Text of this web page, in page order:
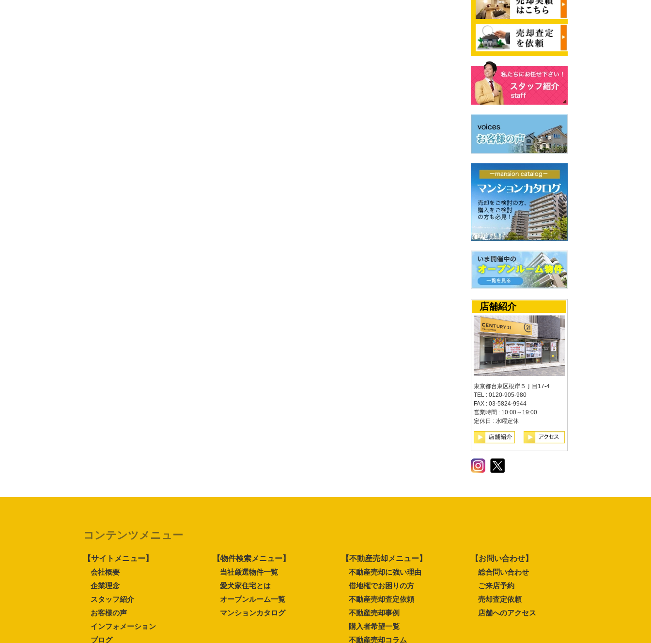
店舗紹介
東京都台東区根岸５丁目17-4
TEL : 0120-905-980
FAX : 03-5824-9944
営業時間 : 10:00～19:00
定休日 : 水曜定休
コンテンツメニュー
【サイトメニュー】
会社概要
企業理念
スタッフ紹介
お客様の声
インフォメーション
ブログ
【物件検索メニュー】
当社厳選物件一覧
愛犬家住宅とは
オープンルーム一覧
マンションカタログ
【不動産売却メニュー】
不動産売却に強い理由
借地権でお困りの方
不動産売却査定依頼
不動産売却事例
購入者希望一覧
不動産売却コラム
【お問い合わせ】
総合問い合わせ
ご来店予約
売却査定依頼
店舗へのアクセス